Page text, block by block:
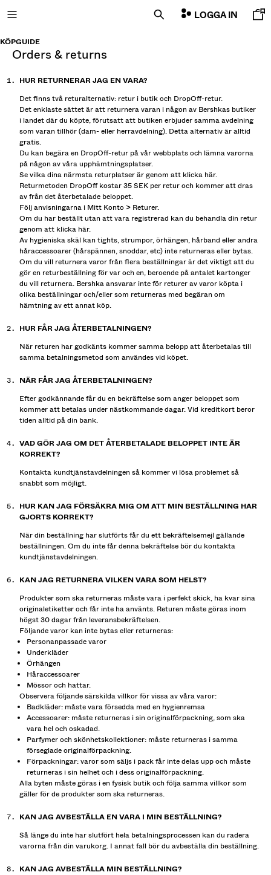
KÖPGUIDE
LOGGA IN
orders & returns
HUR RETURNERAR JAG EN VARA?
Det finns två returalternativ: retur i butik och DropOff-retur.
Det enklaste sättet är att returnera varan i någon av Bershkas butiker
i landet där du köpte, förutsatt att butiken erbjuder samma avdelning
som varan tillhör (dam- eller herravdelning). Detta alternativ är alltid
gratis.
Du kan begära en DropOff-retur på vår webbplats och lämna varorna
på någon av våra upphämtningsplatser.
Se vilka dina närmsta returplatser är genom att klicka här.
Returmetoden DropOff kostar 35 SEK per retur och kommer att dras
av från det återbetalade beloppet.
Följ anvisningarna i Mitt Konto > Returer.
Om du har beställt utan att vara registrerad kan du behandla din retur
genom att klicka här.
Av hygieniska skäl kan tights, strumpor, örhängen, hårband eller andra
håraccessoarer (hårspännen, snoddar, etc) inte returneras eller bytas.
Om du vill returnera varor från flera beställningar är det viktigt att du
gör en returbeställning för var och en, beroende på antalet kartonger
du vill returnera. Bershka ansvarar inte för returer av varor köpta i
olika beställningar och/eller som returneras med begäran om
hämtning av ett annat köp.
HUR FÅR JAG ÅTERBETALNINGEN?
När returen har godkänts kommer samma belopp att återbetalas till
samma betalningsmetod som användes vid köpet.
NÄR FÅR JAG ÅTERBETALNINGEN?
Efter godkännande får du en bekräftelse som anger beloppet som
kommer att betalas under nästkommande dagar. Vid kreditkort beror
tiden alltid på din bank.
VAD GÖR JAG OM DET ÅTERBETALADE BELOPPET INTE ÄR
KORREKT?
Kontakta kundtjänstavdelningen så kommer vi lösa problemet så
snabbt som möjligt.
HUR KAN JAG FÖRSÄKRA MIG OM ATT MIN BESTÄLLNING HAR
GJORTS KORREKT?
När din beställning har slutförts får du ett bekräftelsemejl gällande
beställningen. Om du inte får denna bekräftelse bör du kontakta
kundtjänstavdelningen.
KAN JAG RETURNERA VILKEN VARA SOM HELST?
Produkter som ska returneras måste vara i perfekt skick, ha kvar sina
originaletiketter och får inte ha använts. Returen måste göras inom
högst 30 dagar från leveransbekräftelsen.
Följande varor kan inte bytas eller returneras:
Personanpassade varor
Underkläder
Örhängen
Håraccessoarer
Mössor och hattar.
Observera följande särskilda villkor för vissa av våra varor:
Badkläder: måste vara försedda med en hygienremsa
Accessoarer: måste returneras i sin originalförpackning, som ska
vara hel och oskadad.
Parfymer och skönhetskollektioner: måste returneras i samma
förseglade originalförpackning.
Förpackningar: varor som säljs i pack får inte delas upp och måste
returneras i sin helhet och i dess originalförpackning.
Alla byten måste göras i en fysisk butik och följa samma villkor som
gäller för de produkter som ska returneras.
KAN JAG AVBESTÄLLA EN VARA I MIN BESTÄLLNING?
Så länge du inte har slutfört hela betalningsprocessen kan du radera
varorna från din varukorg. I annat fall bör du avbeställa din beställning.
KAN JAG AVBESTÄLLA MIN BESTÄLLNING?
NYHETER
CURATED BY
COMBO WINS %
ALLA
SHIRTS OCH PIKÉTRÖJOR
OCH KOFTOR
SETS
DAGAR PÅ REAN
SELLERS
PRICES
MUSIC
YOUR FAN ERA
PRESENTKORT MMBRS